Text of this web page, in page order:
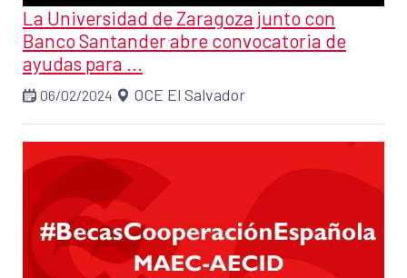
La Universidad de Zaragoza junto con
Banco Santander abre convocatoria de
ayudas para ...
06/02/2024 OCE El Salvador